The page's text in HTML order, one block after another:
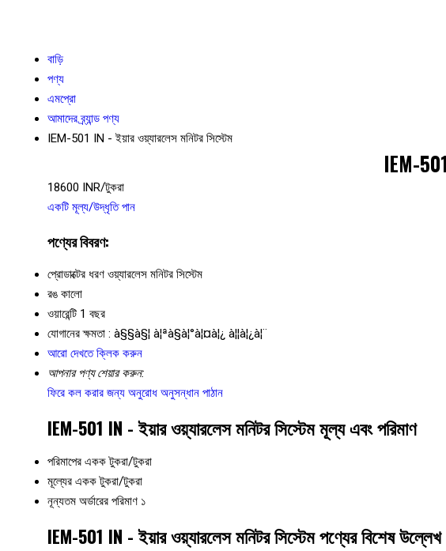
বাড়ি
পণ্য
এমপ্রো
আমাদের ব্র্যান্ড পণ্য
IEM-501 IN - ইয়ার ওয়্যারলেস মনিটর সিস্টেম
IEM-
18600 INR/টুকরা
একটি মূল্য/উদ্ধৃতি পান
পণ্যের বিবরণ:
প্রোডাক্টের ধরণ ওয়্যারলেস মনিটর সিস্টেম
রঙ কালো
ওয়ারেন্টি 1 বছর
যোগানের ক্ষমতা : à§§à§¦ à¦ªà§à¦°à¦¤à¦¿ à¦¦à¦¿à¦¨
আরো দেখতে ক্লিক করুন
আপনার পণ্য শেয়ার করুন:
ফিরে কল করার জন্য অনুরোধ অনুসন্ধান পাঠান
IEM-501 IN - ইয়ার ওয়্যারলেস মনিটর সিস্টেম মূল্য এবং পরিমাণ
পরিমাপের একক টুকরা/টুকরা
মূল্যের একক টুকরা/টুকরা
নূন্যতম অর্ডারের পরিমাণ ১
IEM-501 IN - ইয়ার ওয়্যারলেস মনিটর সিস্টেম পণ্যের বিশেষ উল্লেখ